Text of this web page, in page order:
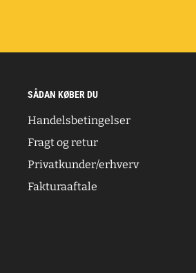
SÅDAN KØBER DU
Handelsbetingelser
Fragt og retur
Privatkunder/erhverv
Fakturaaftale